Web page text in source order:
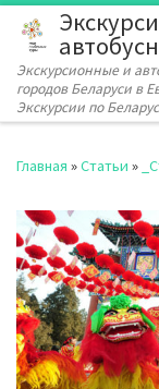
Перейти к
Экскурсионные и
городов Беларуси в
Экскурсии по
Главная »Статьи »